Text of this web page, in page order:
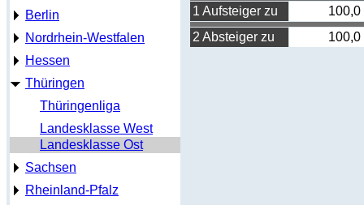
Berlin
Nordrhein-Westfalen
Hessen
Thüringen
Thüringenliga
Landesklasse West
Landesklasse Ost
Sachsen
Rheinland-Pfalz
1 Aufsteiger zu
100,0
2 Absteiger zu
100,0